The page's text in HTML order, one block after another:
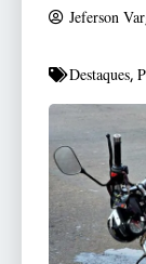
Jeferson
Destaques,